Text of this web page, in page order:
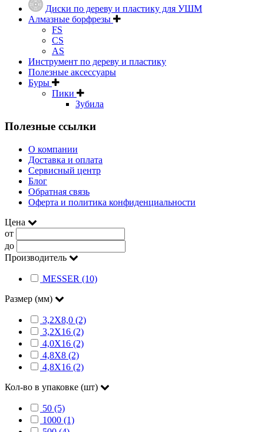
Диски по дереву и пластику для УШМ
Алмазные борфрезы
FS
CS
AS
Инструмент по дереву и пластику
Полезные аксессуары
Буры
Пики
Зубила
Полезные ссылки
О компании
Доставка и оплата
Сервисный центр
Блог
Обратная связь
Оферта и политика конфиденциальности
Цена
от
до
Производитель
MESSER (10)
Размер (мм)
3,2X8,0 (2)
3,2X16 (2)
4,0X16 (2)
4,8X8 (2)
4,8X16 (2)
Кол-во в упаковке (шт)
50 (5)
1000 (1)